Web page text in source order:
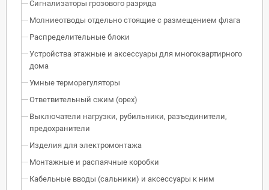
Сигнализаторы грозового разряда
Молниеотводы отдельно стоящие с размещением флага
Распределительные блоки
Устройства этажные и аксессуары для многоквартирного
дома
Умные терморегуляторы
Ответвительный сжим (орех)
Выключатели нагрузки, рубильники, разъединители,
предохранители
Изделия для электромонтажа
Монтажные и распаячные коробки
Кабельные вводы (сальники) и аксессуары к ним